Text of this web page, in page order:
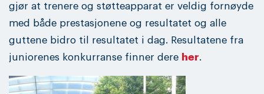
gjør at trenere og støtteapparat er veldig fornøyde
med både prestasjonene og resultatet og alle
guttene bidro til resultatet i dag. Resultatene fra
juniorenes konkurranse finner dere her.